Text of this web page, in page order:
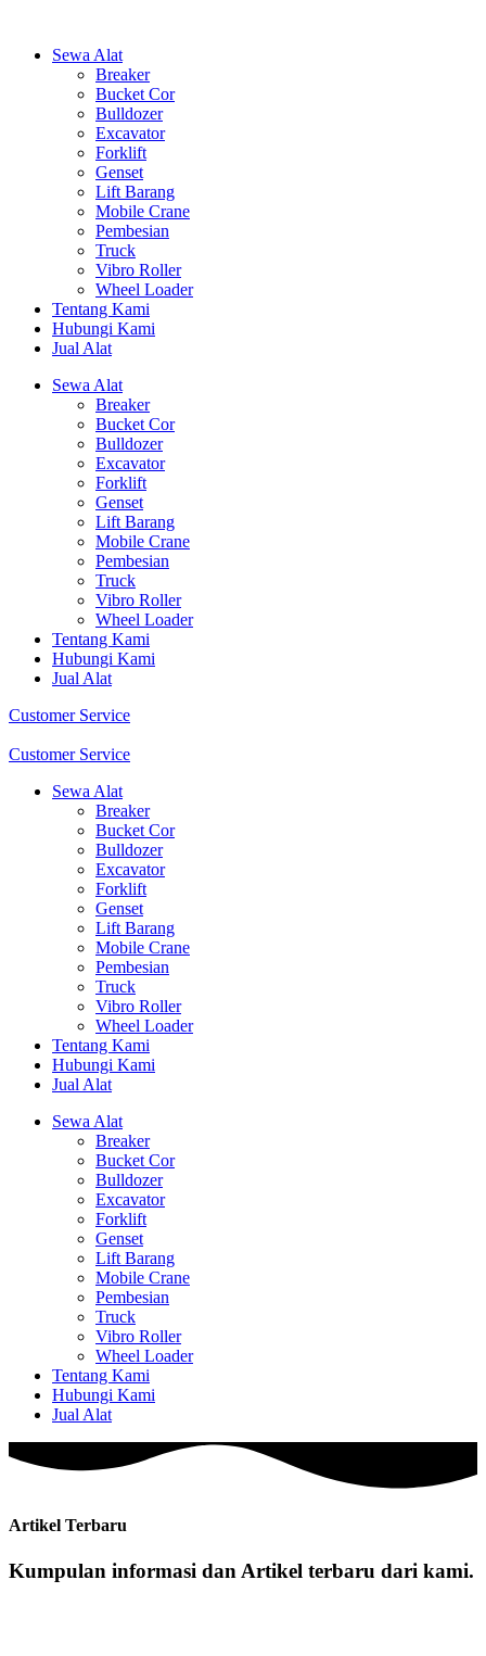
Sewa Alat
Breaker
Bucket Cor
Bulldozer
Excavator
Forklift
Genset
Lift Barang
Mobile Crane
Pembesian
Truck
Vibro Roller
Wheel Loader
Tentang Kami
Hubungi Kami
Jual Alat
Sewa Alat
Breaker
Bucket Cor
Bulldozer
Excavator
Forklift
Genset
Lift Barang
Mobile Crane
Pembesian
Truck
Vibro Roller
Wheel Loader
Tentang Kami
Hubungi Kami
Jual Alat
Customer Service
Customer Service
Sewa Alat
Breaker
Bucket Cor
Bulldozer
Excavator
Forklift
Genset
Lift Barang
Mobile Crane
Pembesian
Truck
Vibro Roller
Wheel Loader
Tentang Kami
Hubungi Kami
Jual Alat
Sewa Alat
Breaker
Bucket Cor
Bulldozer
Excavator
Forklift
Genset
Lift Barang
Mobile Crane
Pembesian
Truck
Vibro Roller
Wheel Loader
Tentang Kami
Hubungi Kami
Jual Alat
Artikel Terbaru
Kumpulan informasi dan Artikel terbaru dari kami.